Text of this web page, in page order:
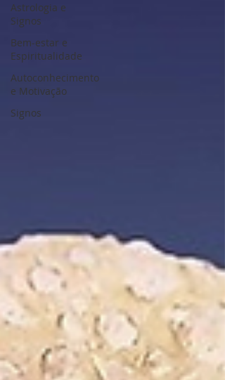
Astrologia e
Signos
Bem-estar e
Espiritualidade
Autoconhecimento
e Motivação
Signos